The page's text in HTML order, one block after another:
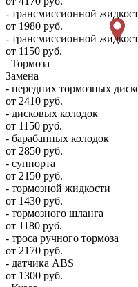
- трансмиссионной
от 1980 руб.
- трансмиссионной
от 1150 руб.
Тормоза
Замена
- передних тормозных
от 2410 руб.
- дисковых колодок
от 1150 руб.
- барабанных колодок
от 2850 руб.
- суппорта
от 2150 руб.
- тормозной жидкости
от 1430 руб.
- тормозного шланга
от 1180 руб.
- троса ручного тормоза
от 2170 руб.
- датчика ABS
от 1300 руб.